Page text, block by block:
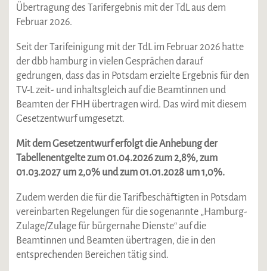
Übertragung des Tarifergebnis mit der TdL aus dem
Februar 2026.
Seit der Tarifeinigung mit der TdL im Februar 2026 hatte
der dbb hamburg in vielen Gesprächen darauf
gedrungen, dass das in Potsdam erzielte Ergebnis für den
TV-L zeit- und inhaltsgleich auf die Beamtinnen und
Beamten der FHH übertragen wird. Das wird mit diesem
Gesetzentwurf umgesetzt.
Mit dem Gesetzentwurf erfolgt die Anhebung der
Tabellenentgelte zum 01.04.2026 zum 2,8%, zum
01.03.2027 um 2,0% und zum 01.01.2028 um 1,0%.
Zudem werden die für die Tarifbeschäftigten in Potsdam
vereinbarten Regelungen für die sogenannte „Hamburg-
Zulage/Zulage für bürgernahe Dienste“ auf die
Beamtinnen und Beamten übertragen, die in den
entsprechenden Bereichen tätig sind.